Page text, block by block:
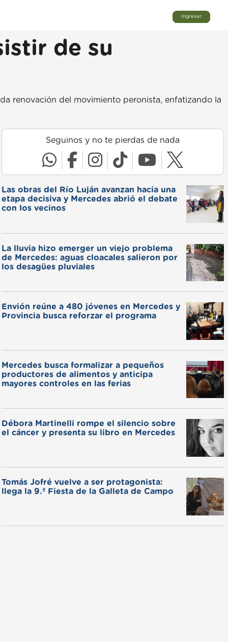
Ingresar
de su
renovación del movimiento peronista, enfatizando la
Seguinos y no te pierdas de nada
Las obras del Río Luján avanzan hacia una
etapa decisiva y Mercedes abrió el debate
con los vecinos
La lluvia hizo emerger un viejo problema
de Mercedes: aguas cloacales salieron por
los desagües pluviales
Envión reúne a 480 jóvenes en Mercedes y
Provincia busca reforzar el programa
Mercedes busca formalizar a pequeños
productores de alimentos y anticipa
mayores controles en las ferias
Débora Martinelli rompe el silencio sobre
el cáncer y presenta su libro en Mercedes
Tomás Jofré vuelve a ser protagonista:
llega la 9.ª Fiesta de la Galleta de Campo